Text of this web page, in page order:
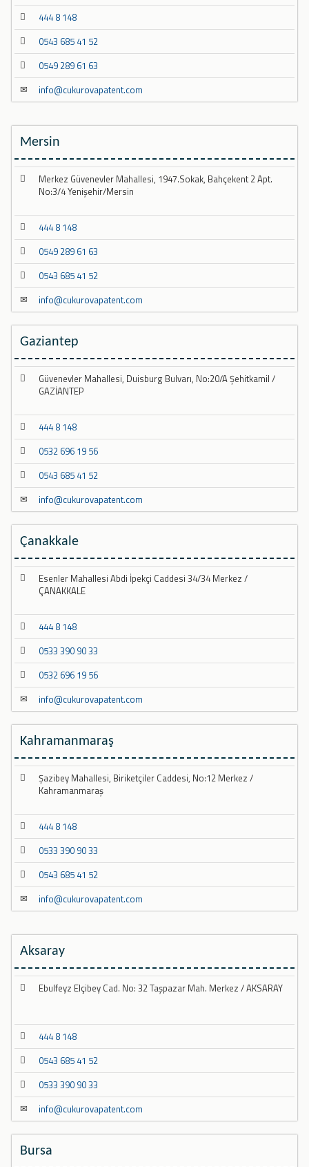
444 8 148
0543 685 41 52
0549 289 61 63
info@cukurovapatent.com
Mersin
Merkez Güvenevler Mahallesi, 1947.Sokak, Bahçekent 2 Apt.
No:3/4 Yenişehir/Mersin
444 8 148
0549 289 61 63
0543 685 41 52
info@cukurovapatent.com
Gaziantep
Güvenevler Mahallesi, Duisburg Bulvarı, No:20/A Şehitkamil /
GAZİANTEP
444 8 148
0532 696 19 56
0543 685 41 52
info@cukurovapatent.com
Çanakkale
Esenler Mahallesi Abdi İpekçi Caddesi 34/34 Merkez /
ÇANAKKALE
444 8 148
0533 390 90 33
0532 696 19 56
info@cukurovapatent.com
Kahramanmaraş
Şazibey Mahallesi, Biriketçiler Caddesi, No:12 Merkez /
Kahramanmaraş
444 8 148
0533 390 90 33
0543 685 41 52
info@cukurovapatent.com
Aksaray
Ebulfeyz Elçibey Cad. No: 32 Taşpazar Mah. Merkez / AKSARAY
444 8 148
0543 685 41 52
0533 390 90 33
info@cukurovapatent.com
Bursa